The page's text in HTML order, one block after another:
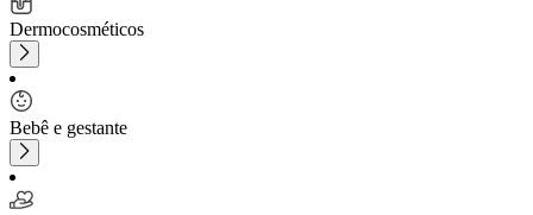
Dermocosméticos
Bebê e gestante